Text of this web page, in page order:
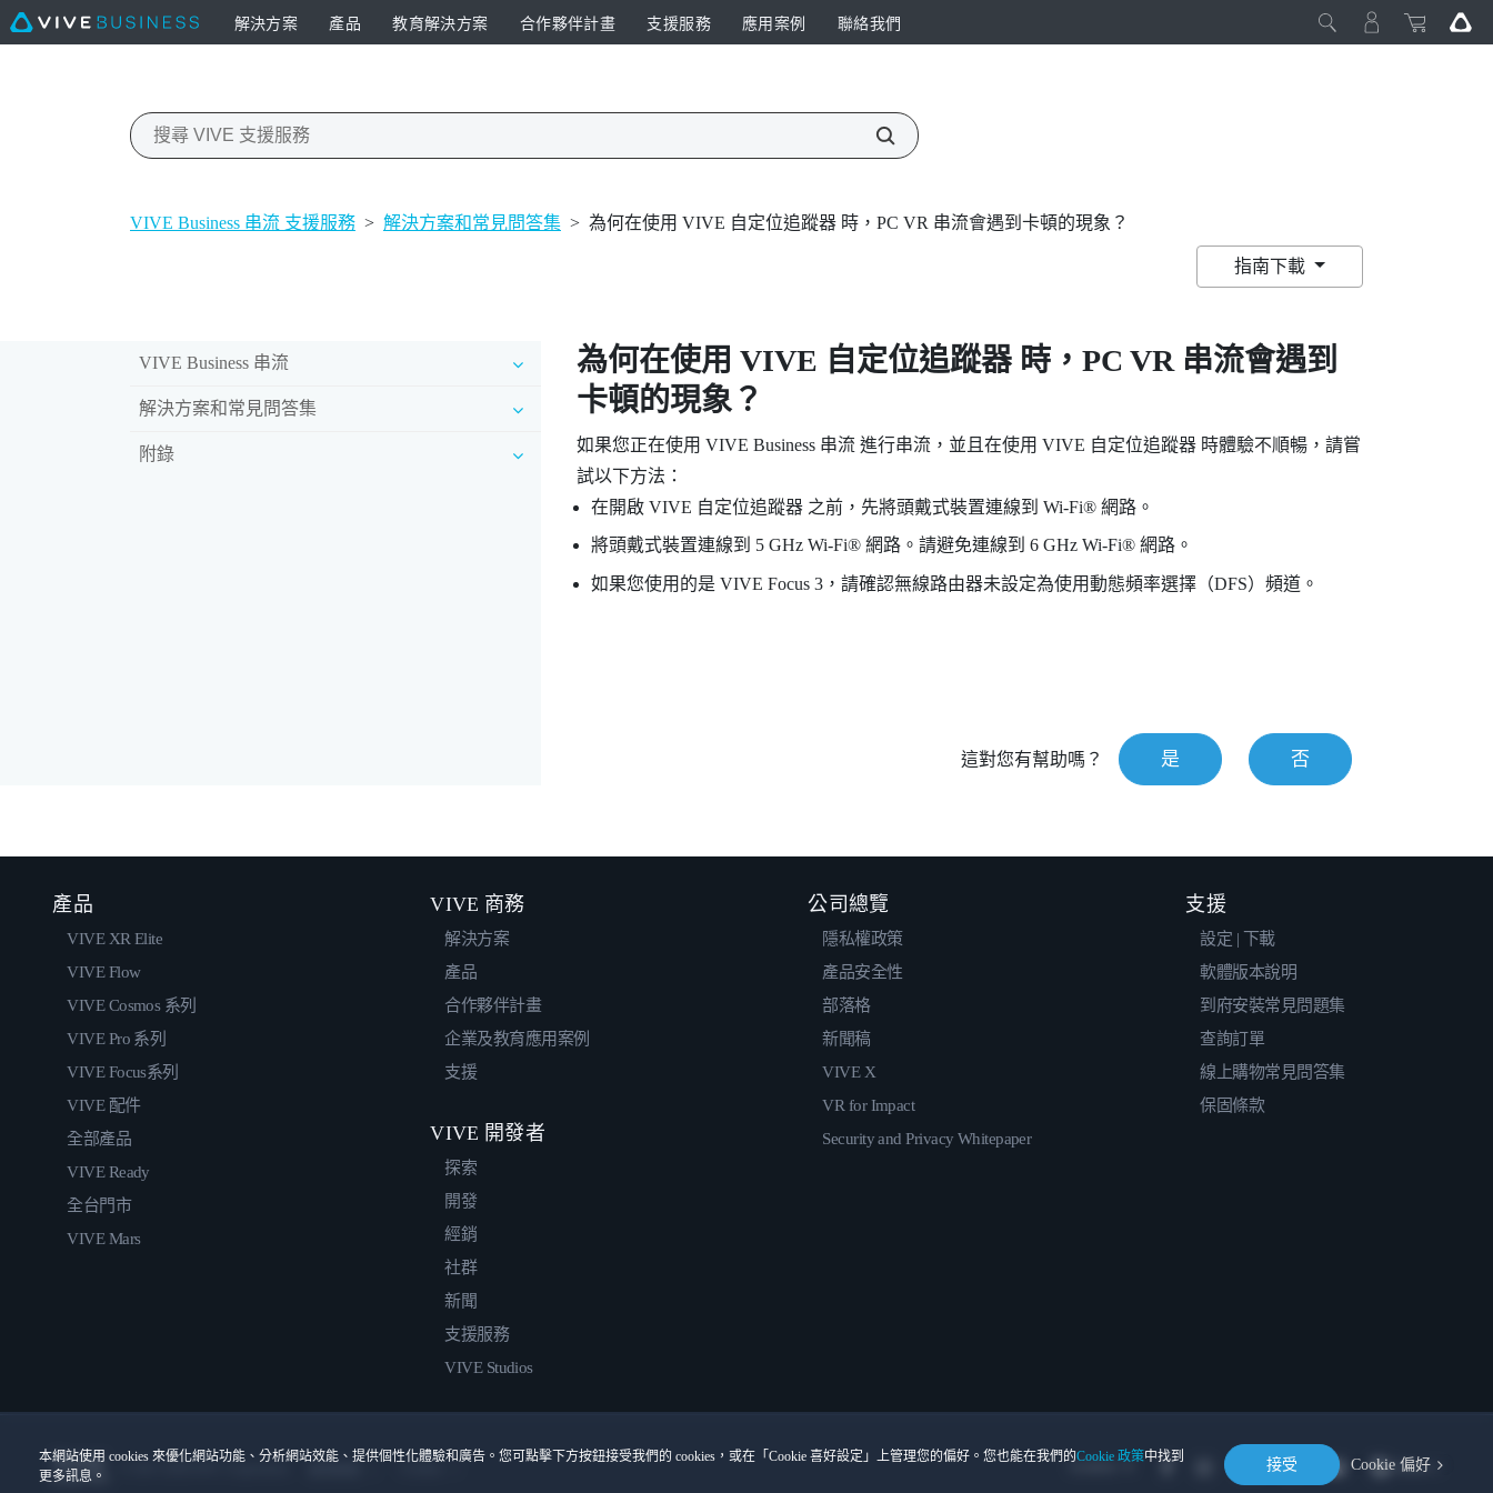
解決方案 產品 教育解決方案 合作夥伴計畫 支援服務 應用案例 聯絡我們
VIVE Business 串流 支援服務 > 解決方案和常見問答集 > 為何在使用 VIVE 自定位追蹤器 時，PC VR 串流會遇到卡頓的現象？
指南下載
VIVE Business 串流
解決方案和常見問答集
附錄
為何在使用 VIVE 自定位追蹤器時，PC VR 串流會遇到
卡頓的現象？
如果您正在使用 VIVE Business 串流 進行串流，並且在使用 VIVE 自定位追蹤器時體驗不順暢，請嘗
試以下方法：
在開啟 VIVE 自定位追蹤器之前，先將頭戴式裝置連線到 Wi‍-Fi®網路。
將頭戴式裝置連線到 5 GHz Wi‍-Fi®網路。請避免連線到 6 GHz Wi‍-Fi®網路。
如果您使用的是 VIVE Focus 3，請確認無線路由器未設定為使用動態頻率選擇（DFS）頻道。
這對您有幫助嗎？ 是 否
本網站使用 cookies 來優化網站功能、分析網站效能、提供個性化體驗和廣告。您可點擊下方按鈕接受我們的 cookies，或在「Cookie 喜好設定」上管理您的偏好。您也能在我們的Cookie 政策中找到
更多訊息。
接受 Cookie 偏好
產品
VIVE XR Elite
VIVE Flow
VIVE Cosmos 系列
VIVE Pro 系列
VIVE Focus系列
VIVE 配件
全部產品
VIVE Ready
全台門市
VIVE Mars
VIVE 商務
解決方案
產品
合作夥伴計畫
企業及教育應用案例
支援
VIVE 開發者
探索
開發
經銷
社群
新聞
支援服務
VIVE Studios
公司總覽
隱私權政策
產品安全性
部落格
新聞稿
VIVE X
VR for Impact
Security and Privacy Whitepaper
支援
設定 | 下載
軟體版本說明
到府安裝常見問題集
查詢訂單
線上購物常見問答集
保固條款
Location